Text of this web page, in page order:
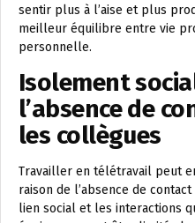
sentir plus à l’aise et plus
meilleur équilibre entre vie
personnelle.
Isolement
l’absence de
les collègues
Travailler en télétravail peut
raison de l’absence de
lien social et les interactions